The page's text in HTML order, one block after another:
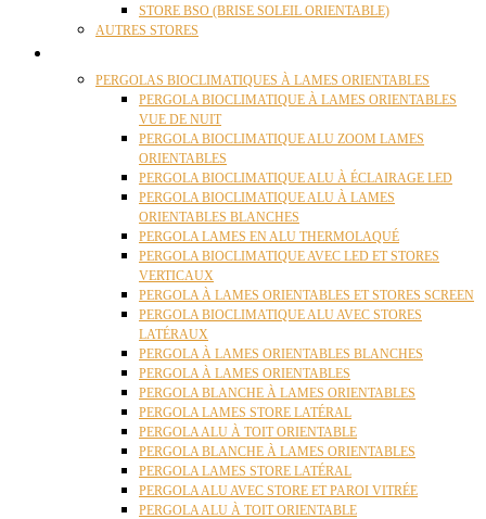
STORE BSO (BRISE SOLEIL ORIENTABLE)
AUTRES STORES
PERGOLAS BIOCLIMATIQUES À LAMES ORIENTABLES
PERGOLA BIOCLIMATIQUE À LAMES ORIENTABLES
VUE DE NUIT
PERGOLA BIOCLIMATIQUE ALU ZOOM LAMES
ORIENTABLES
PERGOLA BIOCLIMATIQUE ALU À ÉCLAIRAGE LED
PERGOLA BIOCLIMATIQUE ALU À LAMES
ORIENTABLES BLANCHES
PERGOLA LAMES EN ALU THERMOLAQUÉ
PERGOLA BIOCLIMATIQUE AVEC LED ET STORES
VERTICAUX
PERGOLA À LAMES ORIENTABLES ET STORES SCREEN
PERGOLA BIOCLIMATIQUE ALU AVEC STORES
LATÉRAUX
PERGOLA À LAMES ORIENTABLES BLANCHES
PERGOLA À LAMES ORIENTABLES
PERGOLA BLANCHE À LAMES ORIENTABLES
PERGOLA LAMES STORE LATÉRAL
PERGOLA ALU À TOIT ORIENTABLE
PERGOLA BLANCHE À LAMES ORIENTABLES
PERGOLA LAMES STORE LATÉRAL
PERGOLA ALU AVEC STORE ET PAROI VITRÉE
PERGOLA ALU À TOIT ORIENTABLE